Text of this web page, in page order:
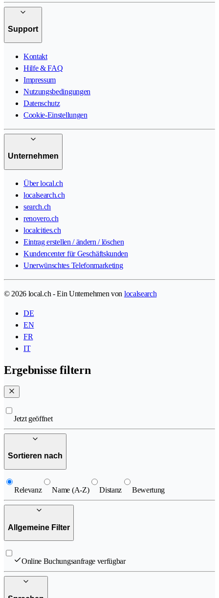
Support
Kontakt
Hilfe & FAQ
Impressum
Nutzungsbedingungen
Datenschutz
Cookie-Einstellungen
Unternehmen
Über local.ch
localsearch.ch
search.ch
renovero.ch
localcities.ch
Eintrag erstellen / ändern / löschen
Kundencenter für Geschäftskunden
Unerwünschtes Telefonmarketing
© 2026 local.ch - Ein Unternehmen von localsearch
DE
EN
FR
IT
Ergebnisse filtern
Jetzt geöffnet
Sortieren nach
Relevanz Name (A-Z) Distanz Bewertung
Allgemeine Filter
Online Buchungsanfrage verfügbar